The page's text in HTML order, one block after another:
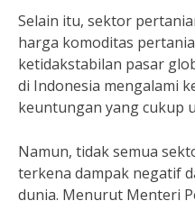
Selain itu, sektor
harga komoditas
ketidakstabilan pasar
di Indonesia mengalami
keuntungan yang cukup
Namun, tidak semua
terkena dampak negatif
dunia. Menurut Menteri